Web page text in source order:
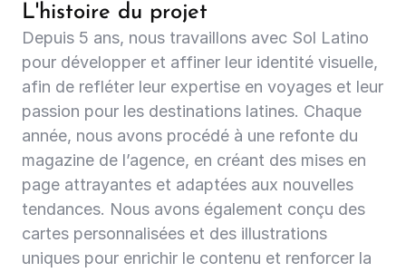
L'histoire du projet
Depuis 5 ans, nous travaillons avec Sol Latino
pour développer et affiner leur identité visuelle,
afin de refléter leur expertise en voyages et leur
passion pour les destinations latines. Chaque
année, nous avons procédé à une refonte du
magazine de l’agence, en créant des mises en
page attrayantes et adaptées aux nouvelles
tendances. Nous avons également conçu des
cartes personnalisées et des illustrations
uniques pour enrichir le contenu et renforcer la